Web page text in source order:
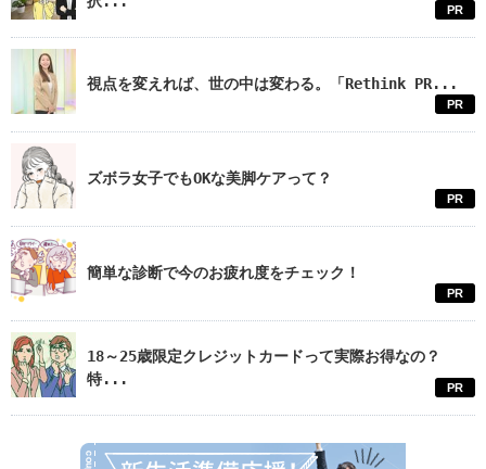
PR
視点を変えれば、世の中は変わる。「Rethink PR...
PR
ズボラ女子でもOKな美脚ケアって？
PR
簡単な診断で今のお疲れ度をチェック！
PR
18～25歳限定クレジットカードって実際お得なの？
特...
PR